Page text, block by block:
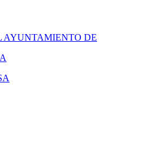
AYUNTAMIENTO DE